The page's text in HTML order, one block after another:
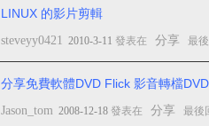
LINUX 的影片剪輯
steveyy0421 2010-3-11 發表在 分享 最
分享免費軟體DVD Flick 影音轉檔
Jason_tom 2008-12-18 發表在 分享 最後